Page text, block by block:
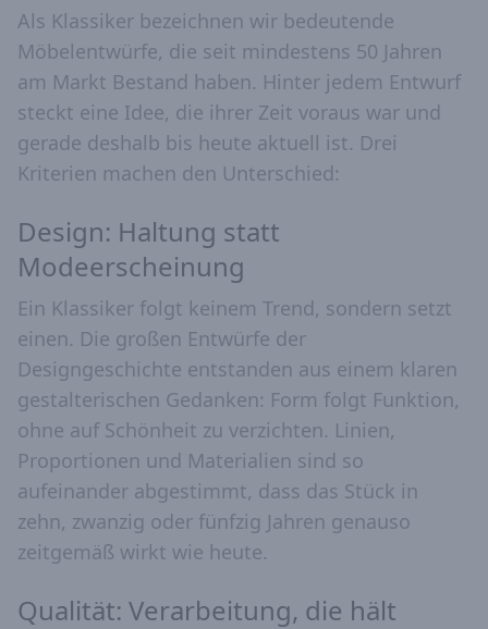
Als Klassiker bezeichnen wir bedeutende
Möbelentwürfe, die seit mindestens 50 Jahren
am Markt Bestand haben. Hinter jedem Entwurf
steckt eine Idee, die ihrer Zeit voraus war und
gerade deshalb bis heute aktuell ist. Drei
Kriterien machen den Unterschied:
Design: Haltung statt
Modeerscheinung
Ein Klassiker folgt keinem Trend, sondern setzt
einen. Die großen Entwürfe der
Designgeschichte entstanden aus einem klaren
gestalterischen Gedanken: Form folgt Funktion,
ohne auf Schönheit zu verzichten. Linien,
Proportionen und Materialien sind so
aufeinander abgestimmt, dass das Stück in
zehn, zwanzig oder fünfzig Jahren genauso
zeitgemäß wirkt wie heute.
Qualität: Verarbeitung, die hält